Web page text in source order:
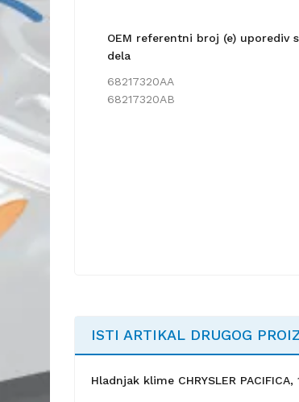
OEM referentni broj (e) uporediv
dela
68217320AA
68217320AB
ISTI ARTIKAL DRUGOG
Hladnjak klime CHRYSLER PACIFICA,